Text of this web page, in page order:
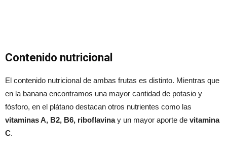
Contenido nutricional
El contenido nutricional de ambas frutas es distinto. Mientras que
en la banana encontramos una mayor cantidad de potasio y
fósforo, en el plátano destacan otros nutrientes como las
vitaminas A, B2, B6, riboflavinay un mayor aporte de vitamina
C.